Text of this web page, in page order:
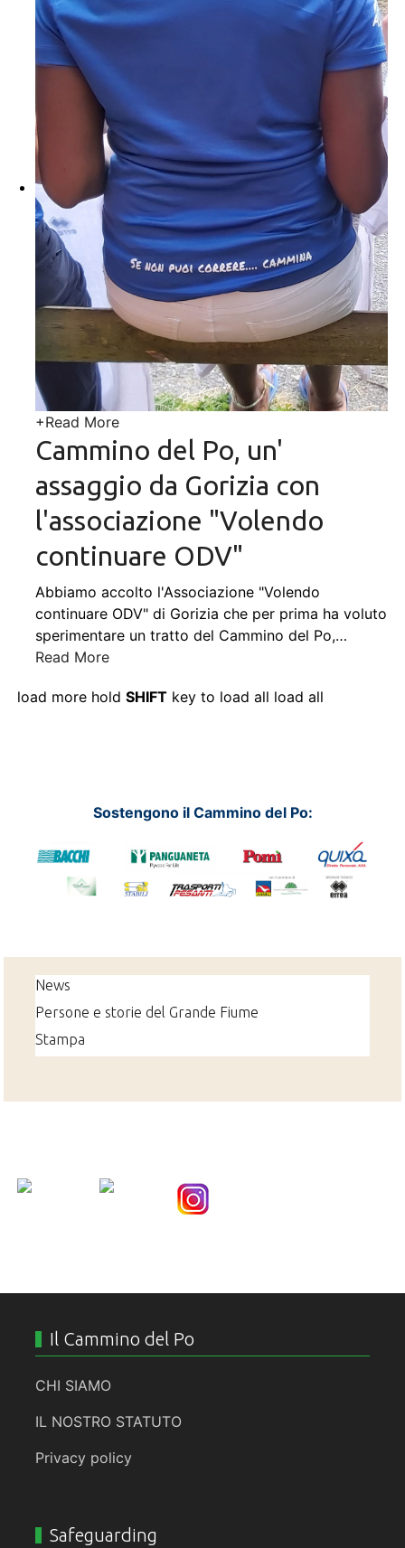
+Read More
Cammino del Po, un'
assaggio da Gorizia con
l'associazione "Volendo
continuare ODV"
Abbiamo accolto l'Associazione "Volendo
continuare ODV" di Gorizia che per prima ha voluto
sperimentare un tratto del Cammino del Po,…
Read More
load more holdSHIFT key to load all load all
Sostengono il Cammino del Po:
News
Persone e storie del Grande Fiume
Stampa
Il Cammino del Po
CHI SIAMO
IL NOSTRO STATUTO
Privacy policy
Safeguarding